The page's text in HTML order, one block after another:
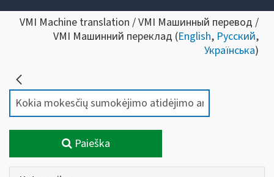
VMI Machine translation / VMI Машинный перевод /
VMI Машинний переклад (English, Русский,
Українська)
Paieška